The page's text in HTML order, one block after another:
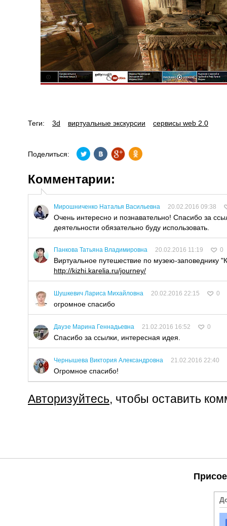
Теги: 3d виртуальные экскурсии сервисы web 2.0
Поделиться:
Комментарии:
Мирошниченко Наталья Васильевна 20.02.2016 09:38
Очень интересно и познавательно! Спасибо за
деятельности обязательно буду использовать.
Панкова Татьяна Владимировна 20.02.2016 11:19 0
Виртуальное путешествие по музею-заповеднику
http://kizhi.karelia.ru/journey/
Шушкевич Лариса Михайловна 20.02.2016 22:15 0
огромное спасибо
Даузе Марина Геннадьевна 21.02.2016 16:52 0
Спасибо за ссылки, интересная идея.
Чернышева Виктория Александровна 21.02.2016 22:40
Огромное спасибо!
Авторизуйтесь, чтобы оставить